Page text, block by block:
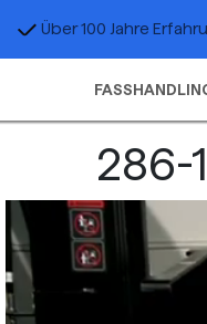
Über 100 Jahre
286-